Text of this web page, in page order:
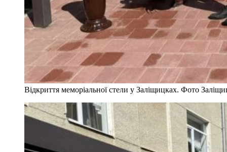
Відкриття меморіальної стели у Заліщицках. Фото